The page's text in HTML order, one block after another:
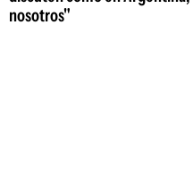
nosotros"